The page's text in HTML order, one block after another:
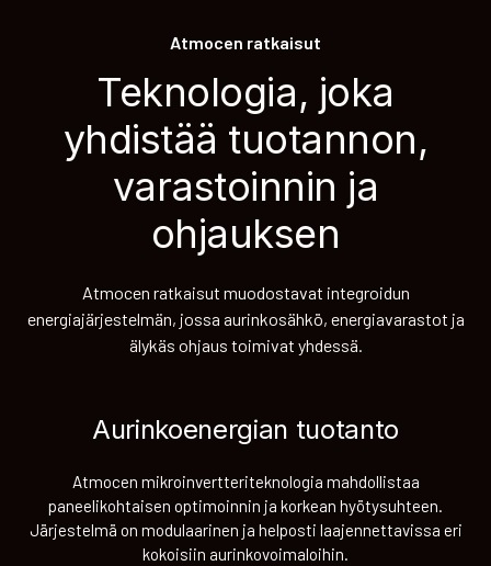
Atmocen ratkaisut
Teknologia, joka
yhdistää tuotannon,
varastoinnin ja
ohjauksen
Atmocen ratkaisut muodostavat integroidun
energiajärjestelmän, jossa aurinkosähkö, energiavarastot ja
älykäs ohjaus toimivat yhdessä.
Aurinkoenergian tuotanto
Atmocen mikroinvertteriteknologia mahdollistaa
paneelikohtaisen optimoinnin ja korkean hyötysuhteen.
Järjestelmä on modulaarinen ja helposti laajennettavissa eri
kokoisiin aurinkovoimaloihin.